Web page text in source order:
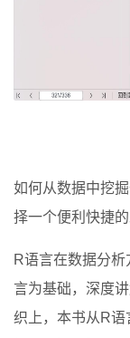
如何从数据中挖
择一个便利快捷的
R语言在数据分
言为基础，深度
织上，本书从R